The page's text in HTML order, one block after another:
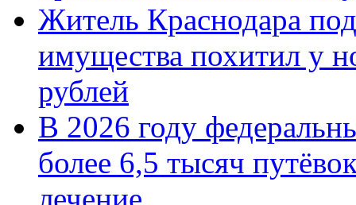
Житель Краснодара
имущества похитил у
рублей
В 2026 году
более 6,5 тысяч
лечение